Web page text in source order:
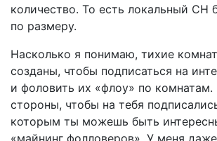
количество. То есть локальный CH
по размеру.
Насколько я понимаю, тихие
созданы, чтобы подписаться на
и фоловить их «флоу» по комнатам.
стороны, чтобы на тебя
которым ты можешь быть
«майнинг фолловеров». У меня